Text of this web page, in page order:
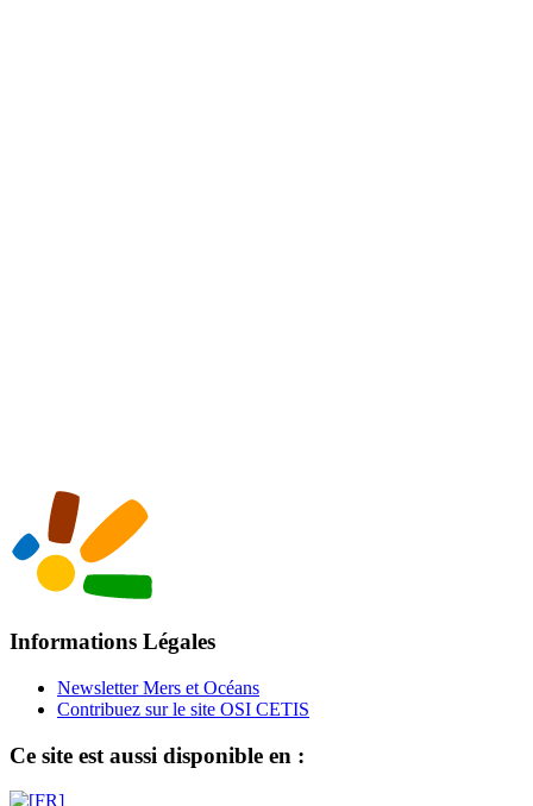
Informations Légales
Newsletter Mers et Océans
Contribuez sur le site OSI CETIS
Ce site est aussi disponible en :